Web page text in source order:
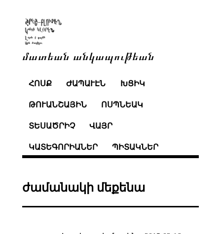
մատեան անկապութեան
ՀՈՍՔ ԺԱՊԱՒԷՆ ԽՑԻԿ
ԹՈՒԱՆՇԱՅԻՆ ՈՍՊՆԵԱԿ
ՏԵՍԱԾՐԻՉ ՎԱՅՐ
ԿԱՏԵԳՈՐԻԱՆԵՐ ՊԻՏԱԿՆԵՐ
ժամանակի մեքենա